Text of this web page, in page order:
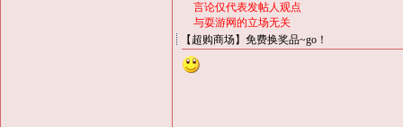
言论仅代表发帖人观点
与耍游网的立场无关
【超购商场】免费换奖品~go！